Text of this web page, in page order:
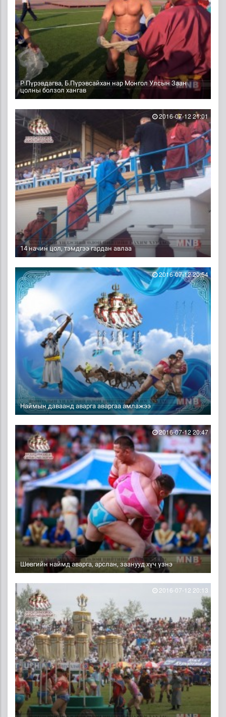
Р.Пүрэвдагва, Б.Пүрэвсайхан нар Монгол Улсын Заан
цолны болзол хангав
14 начин цол, тэмдгээ гардан авлаа
2016-07-12 21:01
Наймын даваанд аварга аваргаа амлажээ
2016-07-12 20:54
Шөвгийн наймд аварга, арслан, заанууд хүч үзнэ
2016-07-12 20:47
2016-07-12 20:13